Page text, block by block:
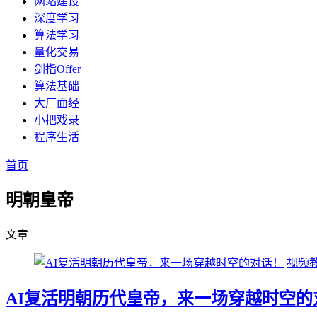
深度学习
算法学习
量化交易
剑指Offer
算法基础
大厂面经
小把戏录
程序生活
首页
明朝皇帝
文章
视频
AI复活明朝历代皇帝，来一场穿越时空的